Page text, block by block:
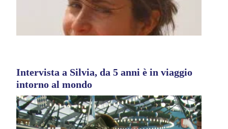
Intervista a Silvia, da 5 anni è in viaggio
intorno al mondo